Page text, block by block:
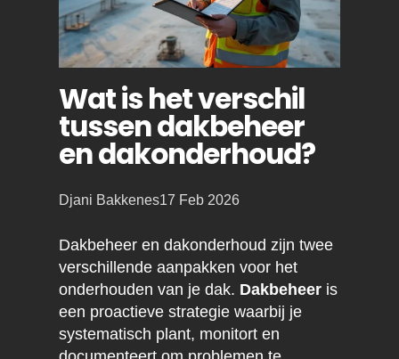
Wat is het verschil
tussen dakbeheer
en dakonderhoud?
Posted
Djani Bakkenes17 Feb 2026
Dakbeheer en dakonderhoud zijn twee
verschillende aanpakken voor het
onderhouden van je dak. Dakbeheeris
een proactieve strategie waarbij je
systematisch plant, monitort en